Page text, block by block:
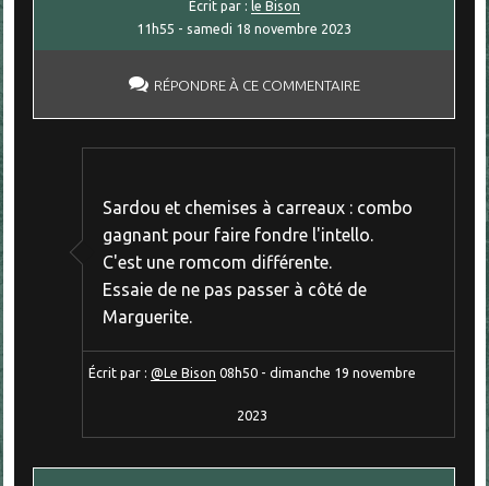
Écrit par : le Bison
11h55 - samedi 18 novembre 2023
RÉPONDRE À CE COMMENTAIRE
Sardou et chemises à carreaux : combo
gagnant pour faire fondre l'intello.
C'est une romcom différente.
Essaie de ne pas passer à côté de
Marguerite.
Écrit par : @Le Bison 08h50- dimanche 19 novembre
2023